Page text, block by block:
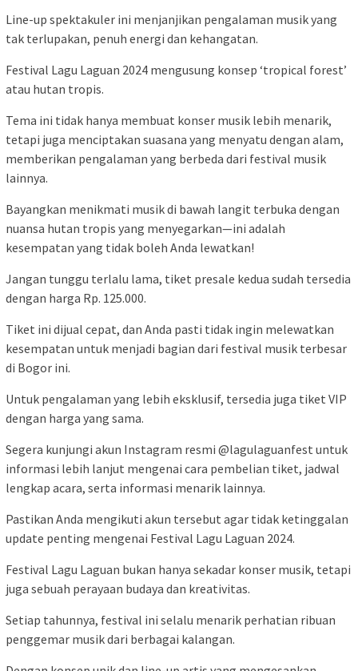
Line-up spektakuler ini menjanjikan pengalaman musik yang
tak terlupakan, penuh energi dan kehangatan.
Festival Lagu Laguan 2024 mengusung konsep ‘tropical forest’
atau hutan tropis.
Tema ini tidak hanya membuat konser musik lebih menarik,
tetapi juga menciptakan suasana yang menyatu dengan alam,
memberikan pengalaman yang berbeda dari festival musik
lainnya.
Bayangkan menikmati musik di bawah langit terbuka dengan
nuansa hutan tropis yang menyegarkan—ini adalah
kesempatan yang tidak boleh Anda lewatkan!
Jangan tunggu terlalu lama, tiket presale kedua sudah tersedia
dengan harga Rp. 125.000.
Tiket ini dijual cepat, dan Anda pasti tidak ingin melewatkan
kesempatan untuk menjadi bagian dari festival musik terbesar
di Bogor ini.
Untuk pengalaman yang lebih eksklusif, tersedia juga tiket VIP
dengan harga yang sama.
Segera kunjungi akun Instagram resmi @lagulaguanfest untuk
informasi lebih lanjut mengenai cara pembelian tiket, jadwal
lengkap acara, serta informasi menarik lainnya.
Pastikan Anda mengikuti akun tersebut agar tidak ketinggalan
update penting mengenai Festival Lagu Laguan 2024.
Festival Lagu Laguan bukan hanya sekadar konser musik, tetapi
juga sebuah perayaan budaya dan kreativitas.
Setiap tahunnya, festival ini selalu menarik perhatian ribuan
penggemar musik dari berbagai kalangan.